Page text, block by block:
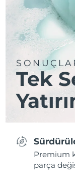
Tek
Premium
parça